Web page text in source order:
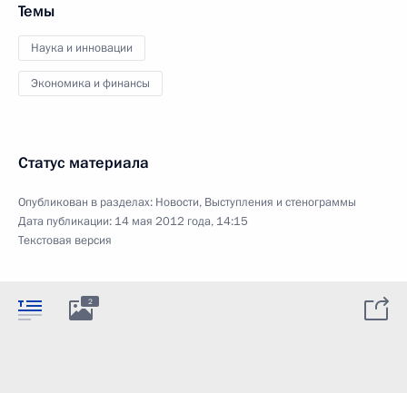
Темы
Наука и инновации
Экономика и финансы
Статус материала
Опубликован в разделах: Новости, Выступления и стенограммы
Дата публикации: 14 мая 2012 года, 14:15
Текстовая версия
2